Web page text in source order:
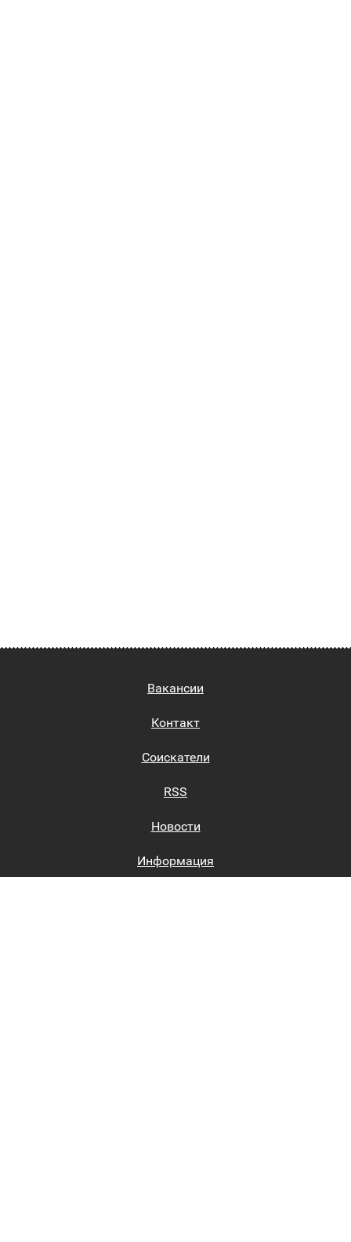
Вакансии
Контакт
Соискатели
RSS
Новости
Информация